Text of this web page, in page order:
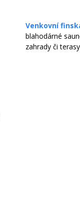
Venkovní
blahodárné
zahrady či